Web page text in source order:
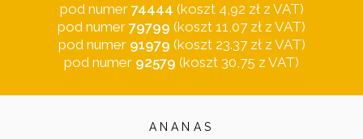
pod numer 74444 (koszt 4,92 zł z VAT)
pod numer 79799 (koszt 11,07 zł z VAT)
pod numer 91979 (koszt 23.37 zł z VAT)
pod numer 92579 (koszt 30,75 z VAT)
ANANAS